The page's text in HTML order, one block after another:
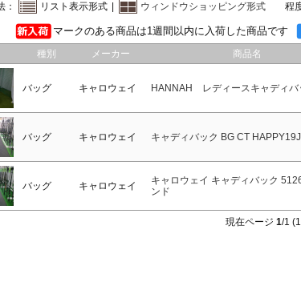
：
リスト表示形式 ウィンドウショッピング形式 程
マークのある商品は1週間以内に入荷した商品です
種別 メーカー 商品名
バッグ キャロウェイ HANNAH レディースキャディバ
バッグ キャロウェイ キャディバック BG CT
バッグ キャロウェイ
キャロウェイ キャディバック
ンド
現在ページ 1/1